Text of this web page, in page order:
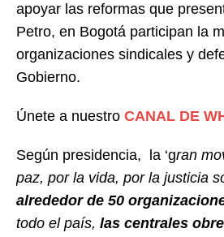
apoyar las reformas que
Petro, en Bogotá participan la
organizaciones sindicales y
Gobierno.
Únete a nuestro CANAL DE
Según presidencia, la ‘gran
paz, por la vida, por la justicia
alrededor de 50
todo el país, las centrales